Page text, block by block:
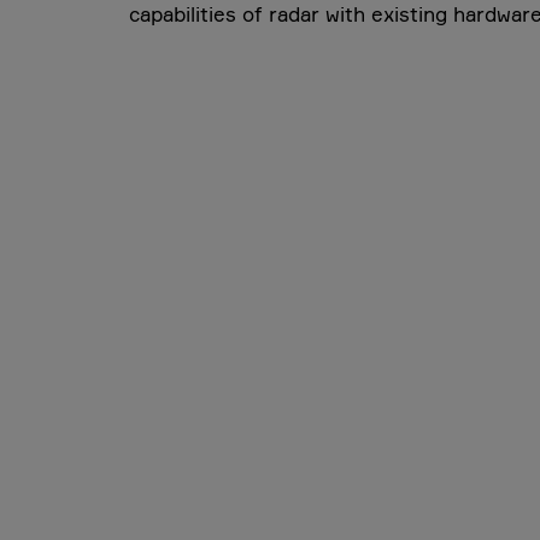
capabilities of radar with existing